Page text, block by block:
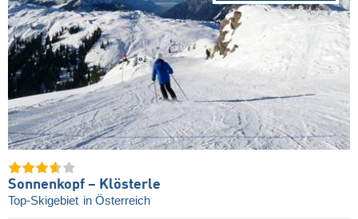
Sonnenkopf – Klösterle
Top-Skigebiet in Österreich